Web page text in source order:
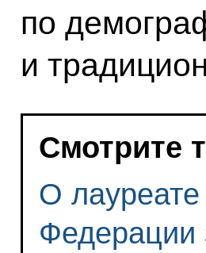
по
и
Смотрите
О лауреате
Федерации